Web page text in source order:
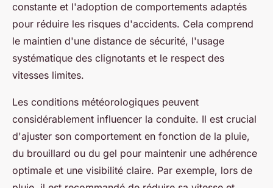
constante et l'adoption de comportements adaptés
pour réduire les risques d'accidents. Cela comprend
le maintien d'une distance de sécurité, l'usage
systématique des clignotants et le respect des
vitesses limites.
Les conditions météorologiques peuvent
considérablement influencer la conduite. Il est crucial
d'ajuster son comportement en fonction de la pluie,
du brouillard ou du gel pour maintenir une adhérence
optimale et une visibilité claire. Par exemple, lors de